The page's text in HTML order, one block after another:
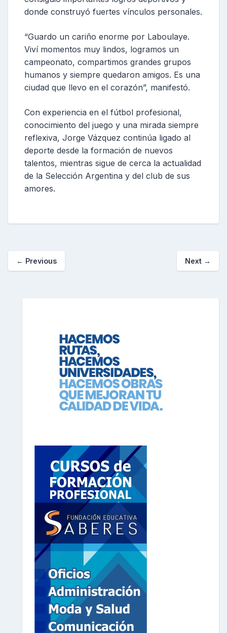
donde construyó fuertes vínculos personales.
“Guardo un cariño enorme por Laboulaye.
Viví momentos muy lindos, logramos un
campeonato, compartimos grandes grupos
humanos y siempre quedaron amigos. Es una
ciudad que llevo en el corazón”, manifestó.
Con experiencia en el fútbol profesional,
conocimiento del juego y una mirada siempre
reflexiva, Jorge Vázquez continúa ligado al
deporte desde la formación de nuevos
talentos, mientras sigue de cerca la actualidad
de la Selección Argentina y del club de sus
amores.
← Previous Next →